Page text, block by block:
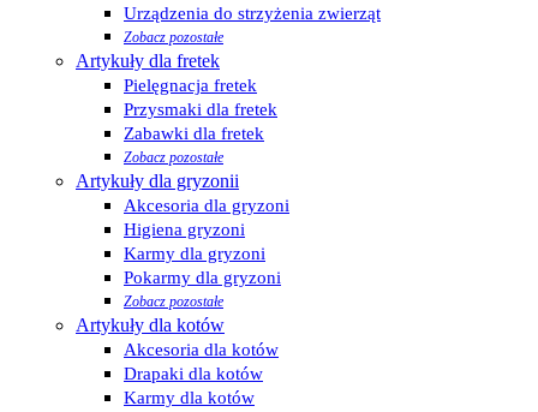
Urządzenia do strzyżenia zwierząt
Zobacz pozostałe
Artykuły dla fretek
Pielęgnacja fretek
Przysmaki dla fretek
Zabawki dla fretek
Zobacz pozostałe
Artykuły dla gryzonii
Akcesoria dla gryzoni
Higiena gryzoni
Karmy dla gryzoni
Pokarmy dla gryzoni
Zobacz pozostałe
Artykuły dla kotów
Akcesoria dla kotów
Drapaki dla kotów
Karmy dla kotów